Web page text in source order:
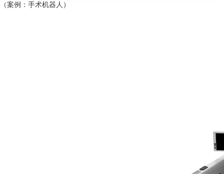
（案例：手术机器人）